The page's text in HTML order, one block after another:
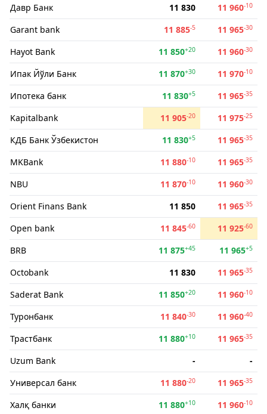
Давр Банк 11 830 11 960-10
Garant bank 11 885-5 11 965-30
Hayot Bank 11 850+20 11 960-30
Ипак Йўли Банк 11 870+30 11 970-10
Ипотека банк 11 830+5 11 965-35
Kapitalbank 11 905-20 11 975-25
КДБ Банк Ўзбекистон 11 830+5 11 965-35
MKBank 11 880-10 11 965-35
NBU 11 870-10 11 960-30
Orient Finans Bank 11 850 11 965-35
Open bank 11 845-60 11 925-60
BRB 11 875+45 11 965+5
Octobank 11 830 11 965-35
Saderat Bank 11 850+20 11 960-10
Туронбанк 11 840-30 11 960-40
Трастбанк 11 880+10 11 965-35
Uzum Bank -
-
Универсал банк
11 880-20 11 965-35
Халқ банки 11 880+10 11 960-10